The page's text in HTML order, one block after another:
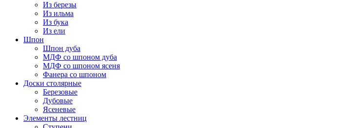
Из березы
Из ильма
Из бука
Из ели
Шпон
Шпон дуба
МДФ со шпоном дуба
МДФ со шпоном ясеня
Фанера со шпоном
Доски столярные
Березовые
Дубовые
Ясеневые
Элементы лестниц